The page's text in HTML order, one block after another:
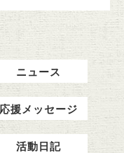
ニュース
応援メッセージ
活動日記